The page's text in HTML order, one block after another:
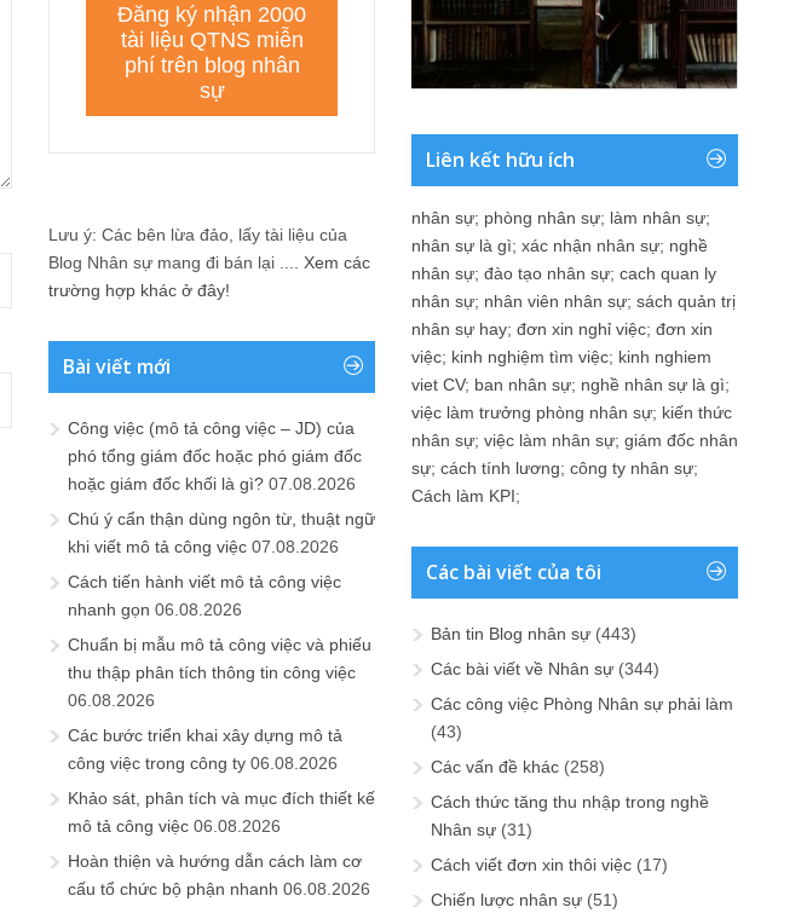
Lưu ý: Các bên lừa đảo, lấy tài liệu của
Blog Nhân sự mang đi bán lại .... Xem các
trường hợp khác ở đây!
Bài viết mới
Công việc (mô tả công việc – JD) của
phó tổng giám đốc hoặc phó giám đốc
hoặc giám đốc khối là gì? 07.08.2026
Chú ý cẩn thận dùng ngôn từ, thuật ngữ
khi viết mô tả công việc 07.08.2026
Cách tiến hành viết mô tả công việc
nhanh gọn 06.08.2026
Chuẩn bị mẫu mô tả công việc và phiếu
thu thập phân tích thông tin công việc
06.08.2026
Các bước triển khai xây dựng mô tả
công việc trong công ty 06.08.2026
Khảo sát, phân tích và mục đích thiết kế
mô tả công việc 06.08.2026
Hoàn thiện và hướng dẫn cách làm cơ
cấu tổ chức bộ phận nhanh 06.08.2026
Liên kết hữu ích
nhân sự; phòng nhân sự; làm nhân sự;
nhân sự là gì; xác nhận nhân sự; nghề
nhân sự; đào tạo nhân sự; cach quan ly
nhân sự; nhân viên nhân sự; sách quản trị
nhân sự hay; đơn xin nghỉ việc; đơn xin
việc; kinh nghiệm tìm việc; kinh nghiem
viet CV; ban nhân sự; nghề nhân sự là gì;
việc làm trưởng phòng nhân sự; kiến thức
nhân sự; việc làm nhân sự; giám đốc nhân
sự; cách tính lương; công ty nhân sự;
Cách làm KPI;
Các bài viết của tôi
Bản tin Blog nhân sự (443)
Các bài viết về Nhân sự (344)
Các công việc Phòng Nhân sự phải làm
(43)
Các vấn đề khác (258)
Cách thức tăng thu nhập trong nghề
Nhân sự (31)
Cách viết đơn xin thôi việc (17)
Chiến lược nhân sự (51)